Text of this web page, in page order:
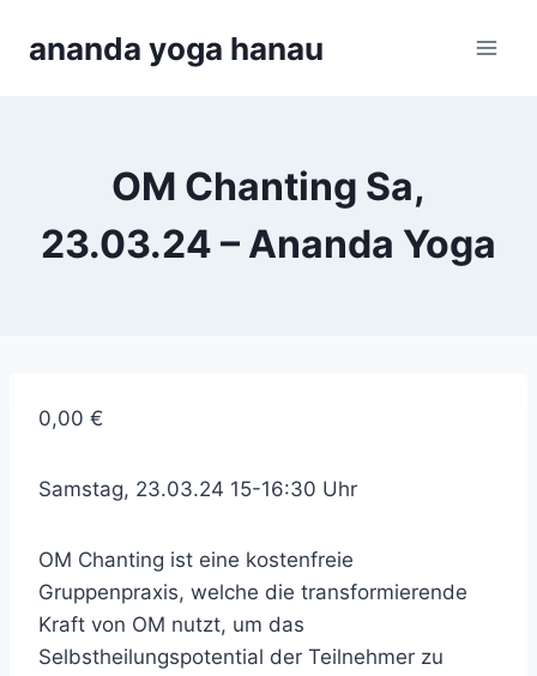
Inhaltananda yoga hanau
OM Chanting Sa,
23.03.24 – Ananda Yoga
0,00 €
Samstag, 23.03.24 15-16:30 Uhr
OM Chanting ist eine kostenfreie
Gruppenpraxis, welche die transformierende
Kraft von OM nutzt, um das
Selbstheilungspotential der Teilnehmer zu